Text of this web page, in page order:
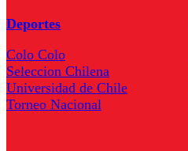
Deportes
Colo Colo
Seleccion Chilena
Universidad de Chile
Torneo Nacional